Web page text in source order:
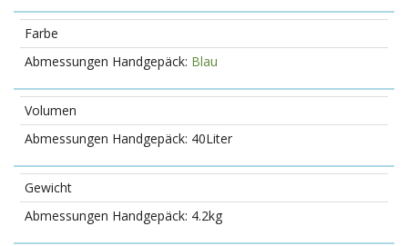
Farbe
Blau
Volumen
40Liter
Gewicht
4.2kg